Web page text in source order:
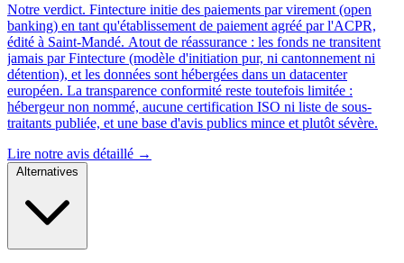
Notre verdict. Fintecture initie des paiements par virement (open
banking) en tant qu'établissement de paiement agréé par l'ACPR,
édité à Saint-Mandé. Atout de réassurance : les fonds ne transitent
jamais par Fintecture (modèle d'initiation pur, ni cantonnement ni
détention), et les données sont hébergées dans un datacenter
européen. La transparence conformité reste toutefois limitée :
hébergeur non nommé, aucune certification ISO ni liste de sous-
traitants publiée, et une base d'avis publics mince et plutôt sévère.
Lire notre avis détaillé →
Alternatives